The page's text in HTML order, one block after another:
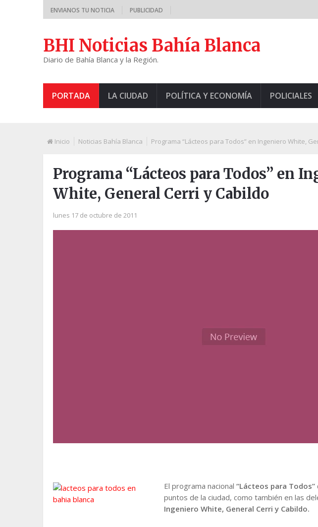
ENVIANOS TU NOTICIA PUBLICIDAD
BHI Noticias Bahía Blanca
Diario de Bahía Blanca y la Región.
PORTADA LA CIUDAD POLÍTICA Y ECONOMÍA POLICIALES
Inicio Noticias Bahía Blanca Programa “Lácteos para Todos” en Ingeniero White,
Programa “Lácteos para Todos” en
White, General Cerri y Cabildo
lunes 17 de octubre de 2011
El programa nacional “Lácteos para Todos”
puntos de la ciudad, como también en las
Ingeniero White, General Cerri y Cabildo.